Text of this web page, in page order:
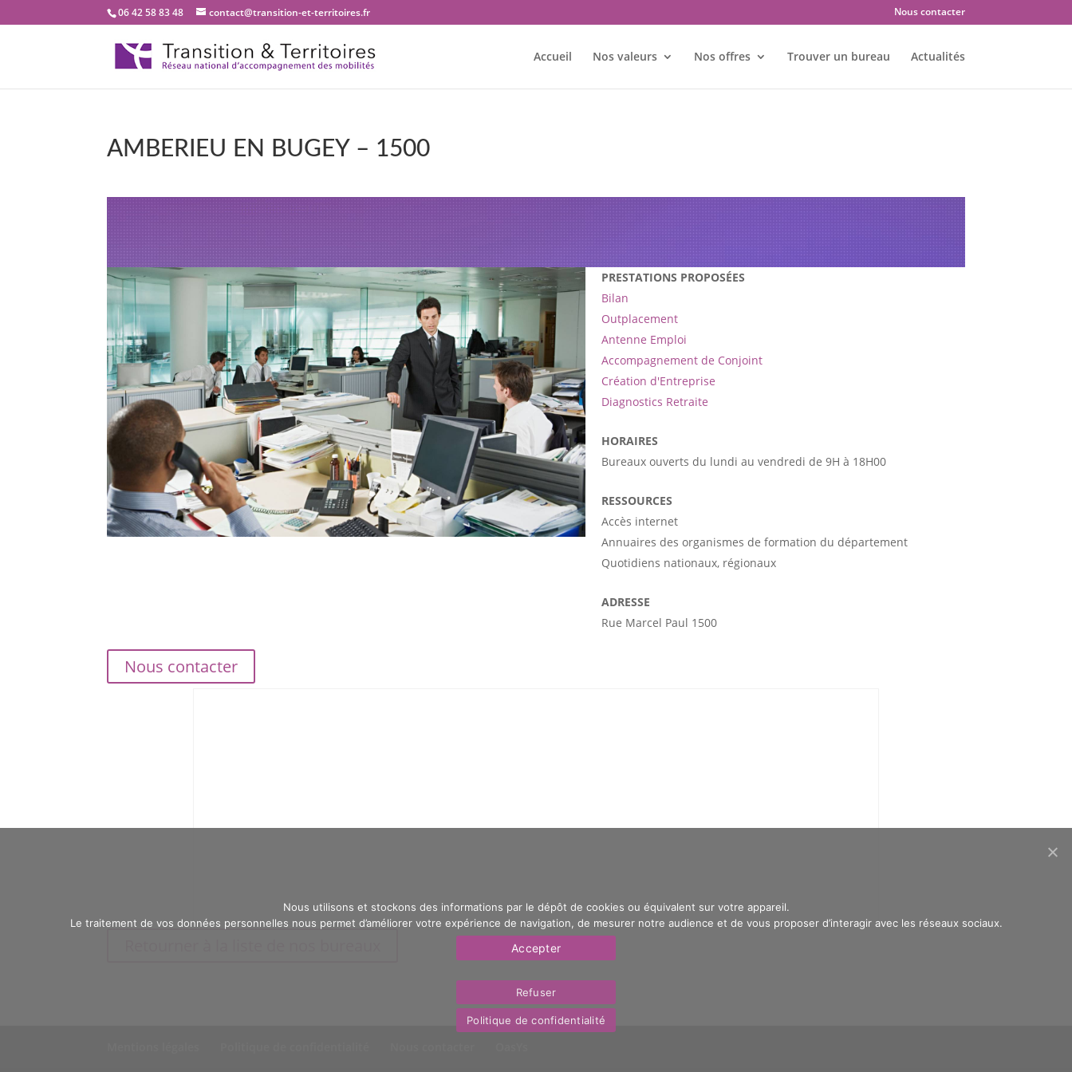
06 42 58 83 48 contact@transition-et-territoires.fr Nous contacter
Accueil Nos valeurs Nos offres Trouver un bureau Actualités
AMBERIEU EN BUGEY – 1500
Bienvenue dans notre bureau Transition et territoires : AMBERIEU EN BUGEY –
1500
PRESTATIONS PROPOSÉES
Bilan
Outplacement
Antenne Emploi
Accompagnement de Conjoint
Création d'Entreprise
Diagnostics Retraite
HORAIRES
Bureaux ouverts du lundi au vendredi de 9H à 18H00
RESSOURCES
Accès internet
Annuaires des organismes de formation du département
Quotidiens nationaux, régionaux
ADRESSE
Rue Marcel Paul 1500
Nous contacter
Nous utilisons et stockons des informations par le dépôt de cookies ou équivalent sur votre appareil.
Le traitement de vos données personnelles nous permet d’améliorer votre expérience de navigation, de mesurer notre audience et de vous proposer d’interagir avec les réseaux sociaux.
Accepter
Refuser
Politique de confidentialité